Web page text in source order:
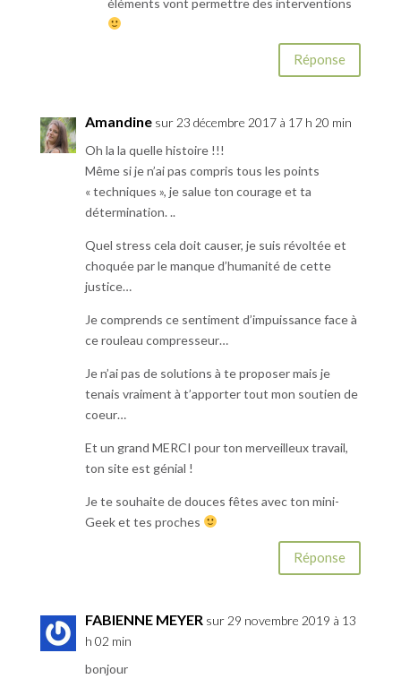
Réponse
Amandine sur 23 décembre 2017 à 17 h 20 min
Oh la la quelle histoire !!!
Même si je n’ai pas compris tous les points
« techniques », je salue ton courage et ta
détermination. ..
Quel stress cela doit causer, je suis révoltée et
choquée par le manque d’humanité de cette
justice…
Je comprends ce sentiment d’impuissance face à
ce rouleau compresseur…
Je n’ai pas de solutions à te proposer mais je
tenais vraiment à t’apporter tout mon soutien de
coeur…
Et un grand MERCI pour ton merveilleux travail,
ton site est génial !
Je te souhaite de douces fêtes avec ton mini-
Geek et tes proches
Réponse
FABIENNE MEYER sur 29 novembre 2019 à 13
h 02 min
bonjour